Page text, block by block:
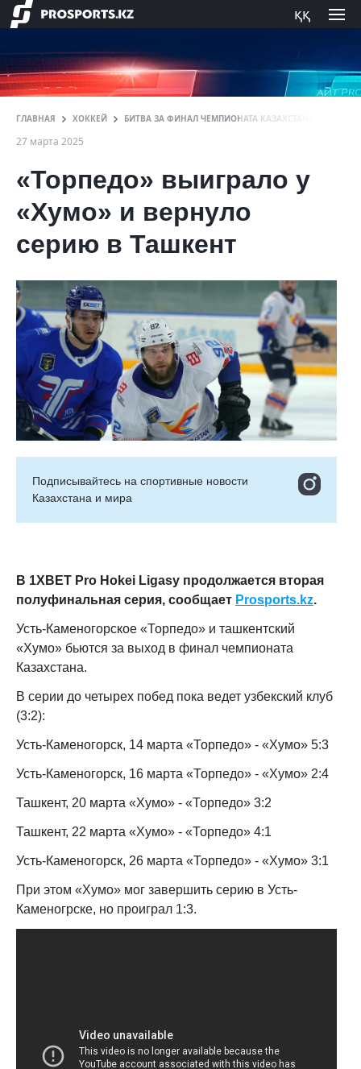
ққ
ГЛАВНАЯ ХОККЕЙ БИТВА ЗА ФИНАЛ ЧЕМПИОНАТА КАЗАХСТАНА ПО
27 марта 2025
«Торпедо» выиграло у
«Хумо» и вернуло
серию в Ташкент
Подписывайтесь на cпортивные новости
Казахстана и мира
В 1XBET Pro Hokei Ligasy продолжается вторая
полуфинальная серия, сообщает Prosports.kz.
Усть-Каменогорское «Торпедо» и ташкентский
«Хумо» бьются за выход в финал чемпионата
Казахстана.
В серии до четырех побед пока ведет узбекский клуб
(3:2):
Усть-Каменогорск, 14 марта «Торпедо» - «Хумо» 5:3
Усть-Каменогорск, 16 марта «Торпедо» - «Хумо» 2:4
Ташкент, 20 марта «Хумо» - «Торпедо» 3:2
Ташкент, 22 марта «Хумо» - «Торпедо» 4:1
Усть-Каменогорск, 26 марта «Торпедо» - «Хумо» 3:1
При этом «Хумо» мог завершить серию в Усть-
Каменогрске, но проиграл 1:3.